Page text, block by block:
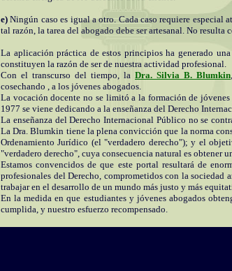
e) Ningún caso es igual a otro. Cada caso requiere especial
tal razón, la tarea del abogado debe ser artesanal. No
La aplicación práctica de estos principios ha generado
constituyen la razón de ser de nuestra actividad profesional.
Con el transcurso del tiempo, la Dra. Silvia B. Blumkin
cosechando , a los jóvenes abogados.
La vocación docente no se limitó a la formación de
1977 se viene dedicando a la enseñanza del Derecho
La enseñanza del Derecho Internacional Público no se
La Dra. Blumkin tiene la plena convicción que la norma
Ordenamiento Jurídico (el "verdadero derecho"); y el
"verdadero derecho", cuya consecuencia natural es obtener
Estamos convencidos de que este portal resultará de
profesionales del Derecho, comprometidos con la
trabajar en el desarrollo de un mundo más justo y más
En la medida en que estudiantes y jóvenes abogados
cumplida, y nuestro esfuerzo recompensado.